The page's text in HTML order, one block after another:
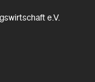
e.V.